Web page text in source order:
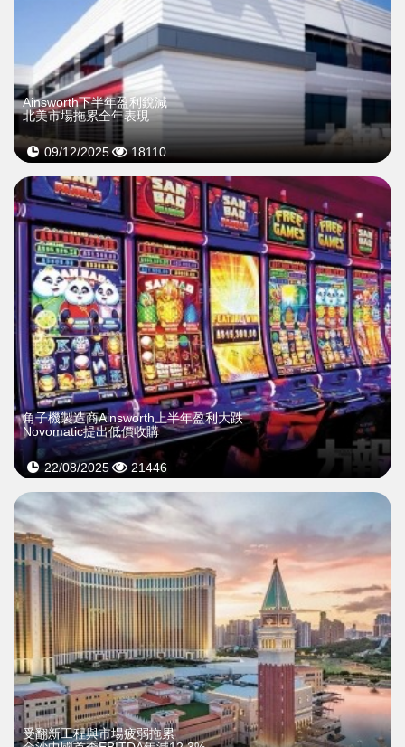
Ainsworth下半年盈利銳減
北美市場拖累全年表現
09/12/2025 18110
角子機製造商Ainsworth上半年盈利大跌
Novomatic提出低價收購
22/08/2025 21446
受翻新工程與市場疲弱拖累